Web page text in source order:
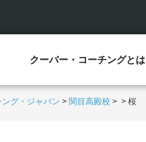
クーバー・コーチングとは
グ・ジャパン > 関目高殿校 > > 桜